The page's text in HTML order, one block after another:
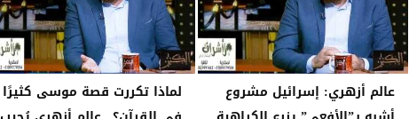
عالم أزهري: إسرائيل مشروع
لماذا تكررت قصة موسى كثيرًا